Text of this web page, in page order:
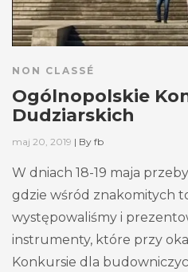
NON CLASSÉ
Ogólnopolskie
Dudziarskich
maj 20, 2019 | By fb
W dniach 18-19 maja
gdzie wśród znakomitych
występowaliśmy i
instrumenty, które przy
Konkursie dla